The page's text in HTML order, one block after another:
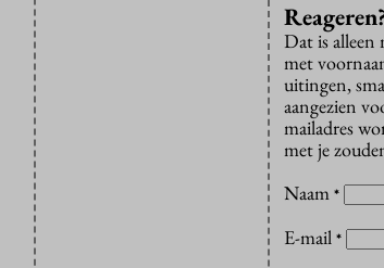
Dat is alleen
met
uitingen,
aangezien
mailadres
met je
Naam *
E-mail *